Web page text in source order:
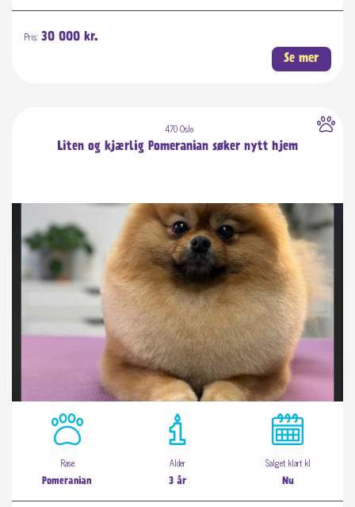
Pris: 30 000 kr.
Se mer
470 Oslo
Liten og kjærlig Pomeranian søker nytt hjem
Rase
Pomeranian
Alder
3 år
Salget klart kl
Nu